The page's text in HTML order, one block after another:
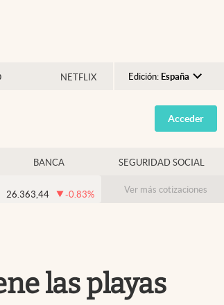
NETFLIX Edición: España
Argentina
España
USA
Colombia
Acceder
BANCA SEGURIDAD SOCIAL
26.363,44 -0.83% Ver más cotizaciones
las playas